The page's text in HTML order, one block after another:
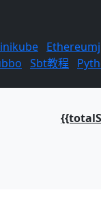
Ethereumj
Sbt教程